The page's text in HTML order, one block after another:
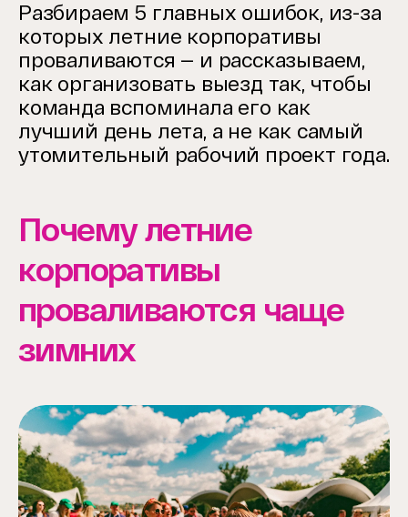
Разбираем 5 главных ошибок, из-за
которых летние корпоративы
проваливаются — и рассказываем,
как организовать выезд так, чтобы
команда вспоминала его как
лучший день лета, а не как самый
утомительный рабочий проект года.
Почему летние
корпоративы
проваливаются чаще
зимних